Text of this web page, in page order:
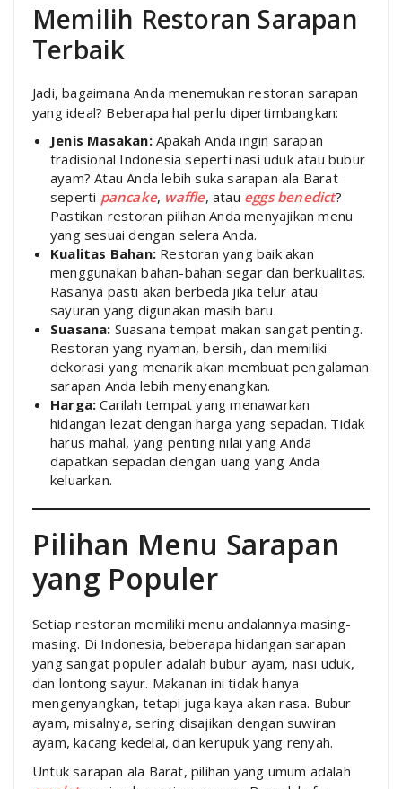
Memilih Restoran Sarapan
Terbaik
Jadi, bagaimana Anda menemukan restoran sarapan
yang ideal? Beberapa hal perlu dipertimbangkan:
Jenis Masakan:Apakah Anda ingin sarapan
tradisional Indonesia seperti nasi uduk atau bubur
ayam? Atau Anda lebih suka sarapan ala Barat
seperti pancake, waffle, atau eggs benedict?
Pastikan restoran pilihan Anda menyajikan menu
yang sesuai dengan selera Anda.
Kualitas Bahan: Restoran yang baik akan
menggunakan bahan-bahan segar dan berkualitas.
Rasanya pasti akan berbeda jika telur atau
sayuran yang digunakan masih baru.
Suasana: Suasana tempat makan sangat penting.
Restoran yang nyaman, bersih, dan memiliki
dekorasi yang menarik akan membuat pengalaman
sarapan Anda lebih menyenangkan.
Harga: Carilah tempat yang menawarkan
hidangan lezat dengan harga yang sepadan. Tidak
harus mahal, yang penting nilai yang Anda
dapatkan sepadan dengan uang yang Anda
keluarkan.
Pilihan Menu Sarapan
yang Populer
Setiap restoran memiliki menu andalannya masing-
masing. Di Indonesia, beberapa hidangan sarapan
yang sangat populer adalah bubur ayam, nasi uduk,
dan lontong sayur. Makanan ini tidak hanya
mengenyangkan, tetapi juga kaya akan rasa. Bubur
ayam, misalnya, sering disajikan dengan suwiran
ayam, kacang kedelai, dan kerupuk yang renyah.
Untuk sarapan ala Barat, pilihan yang umum adalah